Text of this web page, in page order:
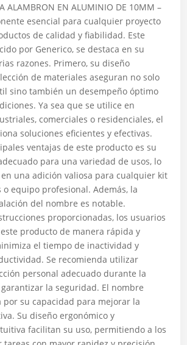
ALAMBRON EN ALUMINIO DE 10MM –
esencial para cualquier proyecto
de calidad y fiabilidad. Este
por Generico, se destaca en su
razones. Primero, su diseño
de materiales aseguran no solo
sino también un desempeño óptimo
Ya sea que se utilice en
comerciales o residenciales, el
soluciones eficientes y efectivas.
ventajas de este producto es su
para una variedad de usos, lo
una adición valiosa para cualquier kit
equipo profesional. Además, la
del nombre es notable.
proporcionadas, los usuarios
producto de manera rápida y
el tiempo de inactividad y
Se recomienda utilizar
personal adecuado durante la
la seguridad. El nombre
por su capacidad para mejorar la
Su diseño ergonómico y
facilitan su uso, permitiendo a los